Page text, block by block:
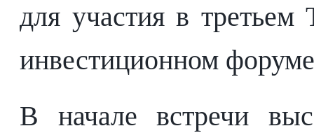
для участия в
инвестиционном
В начале встречи